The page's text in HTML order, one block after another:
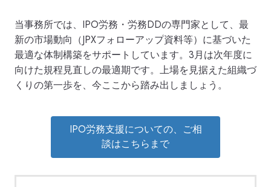
当事務所では、IPO労務・労務DDの専門家として、最
新の市場動向（JPXフォローアップ資料等）に基づいた
最適な体制構築をサポートしています。3月は次年度に
向けた規程見直しの最適期です。上場を見据えた組織づ
くりの第一歩を、今ここから踏み出しましょう。
IPO労務支援についての、ご相
談はこちらまで